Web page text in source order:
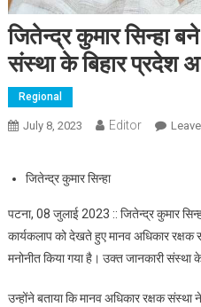
जितेन्द्र कुमार सिन्हा
संस्था के बिहार प्रदेश
Regional
July 8, 2023 Editor
जितेन्द्र कुमार सिन्हा
पटना, 08 जुलाई 2023 :: जितेन्द्र कुमार
कार्यकलाप को देखते हुए मानव अधिकार रक्षक
मनोनीत किया गया है। उक्त जानकारी संस्था
उन्होंने बताया कि मानव अधिकार रक्षक संस्था